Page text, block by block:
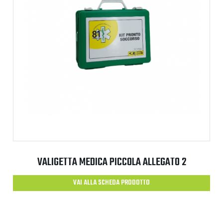
VALIGETTA MEDICA PICCOLA ALLEGATO 2
VAI ALLA SCHEDA PRODOTTO